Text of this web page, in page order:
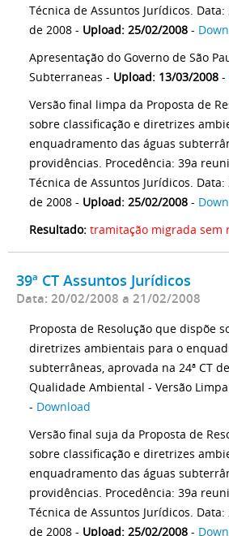
Técnica de Assuntos Jurídicos.
de 2008 - Upload: 25/02/2008 -
Apresentação do Governo de São
Subterraneas - Upload: 13/03/2008 -
Versão final limpa da Proposta de
sobre classificação e diretrizes
enquadramento das águas
providências. Procedência: 39a
Técnica de Assuntos Jurídicos.
de 2008 - Upload: 25/02/2008 -
Resultado: tramitação migrada sem
39ª CT Assuntos Jurídicos
Data: 20/02/2008 a 21/02/2008
Proposta de Resolução que dispõe
diretrizes ambientais para o
subterrâneas, aprovada na 24ª CT
Qualidade Ambiental - Versão
- Download
Versão final suja da Proposta de
sobre classificação e diretrizes
enquadramento das águas
providências. Procedência: 39a
Técnica de Assuntos Jurídicos.
de 2008 - Upload: 25/02/2008 -